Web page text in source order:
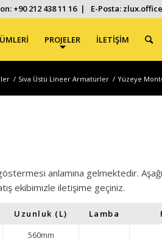
+90 212 438 11 16 | E-Posta:
PROJELER İLETİŞİM
/ Sıva Üstü Lineer Armatürler / Yüzeye
anlamına gelmektedir.
ekibimizle iletişime geçiniz.
Uzunluk (L) Lamba
560mm